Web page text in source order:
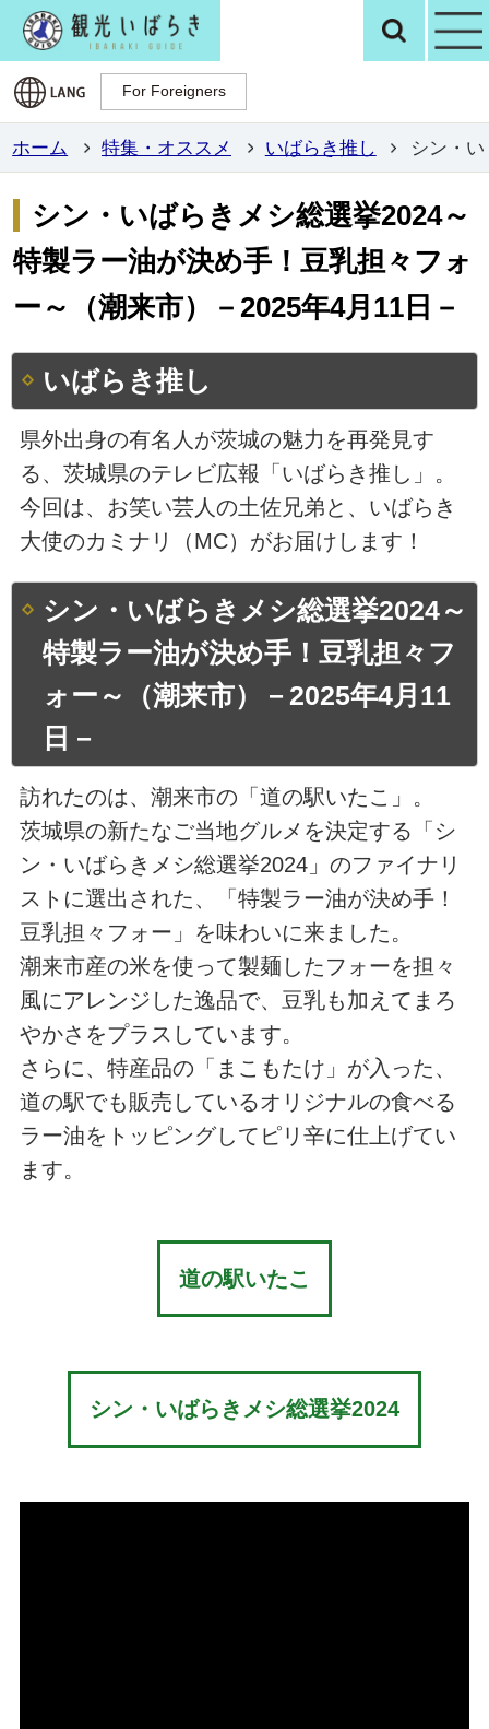
観光いばらき検
For Foreigners
For Foreigners
ホーム 特集・オススメ いばらき推し シン・
シン・いばらきメシ総選挙2024～
特製ラー油が決め手！豆乳担々フォ
ー～（潮来市）－2025年4月11日－
いばらき推し
県外出身の有名人が茨城の魅力を再発見す
る、茨城県のテレビ広報「いばらき推し」。
今回は、お笑い芸人の土佐兄弟と、いばらき
大使のカミナリ（MC）がお届けします！
シン・いばらきメシ総選挙2024～
特製ラー油が決め手！豆乳担々フ
ォー～（潮来市）－2025年4月11
日－
訪れたのは、潮来市の「道の駅いたこ」。
茨城県の新たなご当地グルメを決定する「シ
ン・いばらきメシ総選挙2024」のファイナリ
ストに選出された、「特製ラー油が決め手！
豆乳担々フォー」を味わいに来ました。
潮来市産の米を使って製麺したフォーを担々
風にアレンジした逸品で、豆乳も加えてまろ
やかさをプラスしています。
さらに、特産品の「まこもたけ」が入った、
道の駅でも販売しているオリジナルの食べる
ラー油をトッピングしてピリ辛に仕上げてい
ます。
道の駅いたこ
シン・いばらきメシ総選挙2024